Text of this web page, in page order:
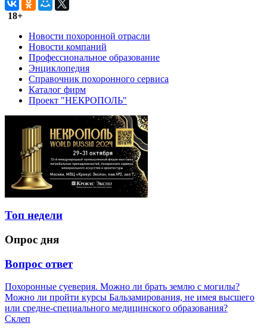
18+
Новости похоронной отрасли
Новости компаний
Профессиональное образование
Энциклопедия
Справочник похоронного сервиса
Каталог фирм
Проект "НЕКРОПОЛЬ"
Топ недели
Опрос дня
Вопрос ответ
Похоронные суеверия. Можно ли брать землю с могилы?
Можно ли пройти курсы Бальзамирования, не имея высшего
или средне-специального медицинского образования?
Склеп